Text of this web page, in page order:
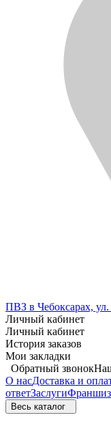
ПВЗ в Чебоксарах,
Личный кабинет
Личный кабинет
История заказов
Мои закладки
Обратный звонок
О насДоставка и
ответЗаслуги
Весь каталог